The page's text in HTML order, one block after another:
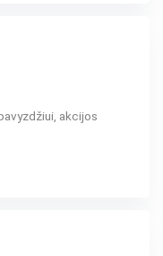
akcijos